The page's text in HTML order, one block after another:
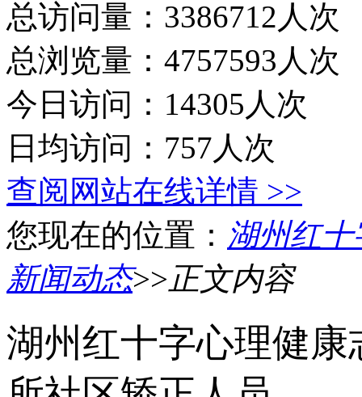
总访问量：3386712人次
总浏览量：4757593人次
今日访问：14305人次
日均访问：757人次
查阅网站在线详情 >>
您现在的位置： 湖州红
新闻动态>>正文内容
湖州红十字心理健